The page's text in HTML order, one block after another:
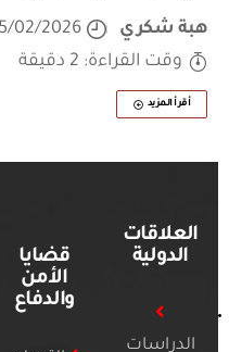
هبة شكري
15/02/2026
وقت القراءة: 2 دقيقة
أقرأ المزيد
العلاقات
الدولية
الدراسات
قضايا
الأمن
والدفاع